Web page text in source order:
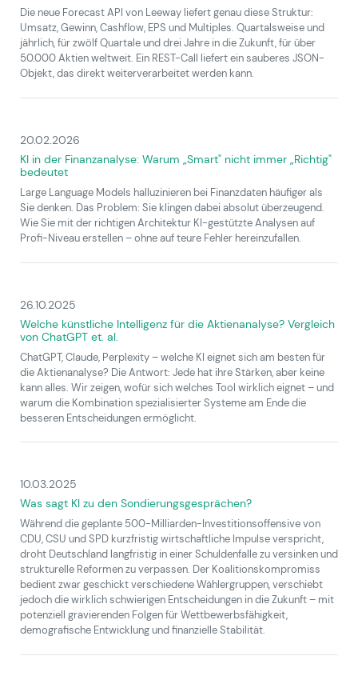
Die neue Forecast API von Leeway liefert genau diese Struktur:
Umsatz, Gewinn, Cashflow, EPS und Multiples. Quartalsweise und
jährlich, für zwölf Quartale und drei Jahre in die Zukunft, für über
50.000 Aktien weltweit. Ein REST-Call liefert ein sauberes JSON-
Objekt, das direkt weiterverarbeitet werden kann.
20.02.2026
KI in der Finanzanalyse: Warum „Smart" nicht immer „Richtig"
bedeutet
Large Language Models halluzinieren bei Finanzdaten häufiger als
Sie denken. Das Problem: Sie klingen dabei absolut überzeugend.
Wie Sie mit der richtigen Architektur KI-gestützte Analysen auf
Profi-Niveau erstellen – ohne auf teure Fehler hereinzufallen.
26.10.2025
Welche künstliche Intelligenz für die Aktienanalyse? Vergleich
von ChatGPT et. al.
ChatGPT, Claude, Perplexity – welche KI eignet sich am besten für
die Aktienanalyse? Die Antwort: Jede hat ihre Stärken, aber keine
kann alles. Wir zeigen, wofür sich welches Tool wirklich eignet – und
warum die Kombination spezialisierter Systeme am Ende die
besseren Entscheidungen ermöglicht.
10.03.2025
Was sagt KI zu den Sondierungsgesprächen?
Während die geplante 500-Milliarden-Investitionsoffensive von
CDU, CSU und SPD kurzfristig wirtschaftliche Impulse verspricht,
droht Deutschland langfristig in einer Schuldenfalle zu versinken und
strukturelle Reformen zu verpassen. Der Koalitionskompromiss
bedient zwar geschickt verschiedene Wählergruppen, verschiebt
jedoch die wirklich schwierigen Entscheidungen in die Zukunft – mit
potenziell gravierenden Folgen für Wettbewerbsfähigkeit,
demografische Entwicklung und finanzielle Stabilität.